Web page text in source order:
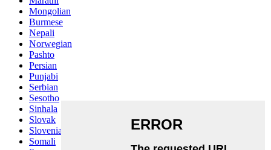
Mongolian
Burmese
Nepali
Norwegian
Pashto
Persian
Punjabi
Serbian
Sesotho
Sinhala
Slovak
Slovenian
Somali